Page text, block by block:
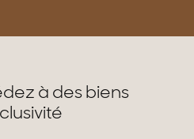
à des biens